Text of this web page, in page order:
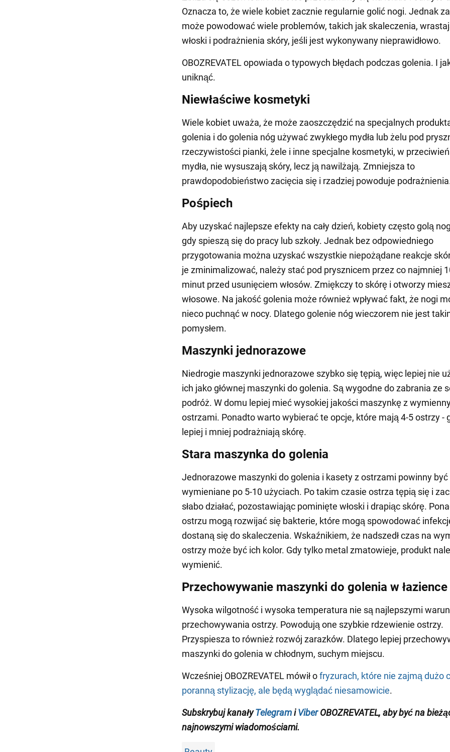
Oznacza to, że wiele kobiet zacznie regularnie golić nogi. Jednak
może powodować wiele problemów, takich jak skaleczenia,
włoski i podrażnienia skóry, jeśli jest wykonywany nieprawidłowo.
OBOZREVATEL opowiada o typowych błędach podczas golenia. I
uniknąć.
Niewłaściwe kosmetyki
Wiele kobiet uważa, że może zaoszczędzić na specjalnych
golenia i do golenia nóg używać zwykłego mydła lub żelu pod
rzeczywistości pianki, żele i inne specjalne kosmetyki, w
mydła, nie wysuszają skóry, lecz ją nawilżają. Zmniejsza to
prawdopodobieństwo zacięcia się i rzadziej powoduje
Pośpiech
Aby uzyskać najlepsze efekty na cały dzień, kobiety często golą
gdy spieszą się do pracy lub szkoły. Jednak bez odpowiedniego
przygotowania można uzyskać wszystkie niepożądane reakcje
je zminimalizować, należy stać pod prysznicem przez co najmniej
minut przed usunięciem włosów. Zmiękczy to skórę i otworzy
włosowe. Na jakość golenia może również wpływać fakt, że nogi
nieco puchnąć w nocy. Dlatego golenie nóg wieczorem nie jest
pomysłem.
Maszynki jednorazowe
Niedrogie maszynki jednorazowe szybko się tępią, więc lepiej nie
ich jako głównej maszynki do golenia. Są wygodne do zabrania ze
podróż. W domu lepiej mieć wysokiej jakości maszynkę z
ostrzami. Ponadto warto wybierać te opcje, które mają 4-5 ostrzy -
lepiej i mniej podrażniają skórę.
Stara maszynka do golenia
Jednorazowe maszynki do golenia i kasety z ostrzami powinny być
wymieniane po 5-10 użyciach. Po takim czasie ostrza tępią się i
słabo działać, pozostawiając pominięte włoski i drapiąc skórę.
ostrzu mogą rozwijać się bakterie, które mogą spowodować
dostaną się do skaleczenia. Wskaźnikiem, że nadszedł czas na
ostrzy może być ich kolor. Gdy tylko metal zmatowieje, produkt
wymienić.
Przechowywanie maszynki do golenia w łazience
Wysoka wilgotność i wysoka temperatura nie są najlepszymi
przechowywania ostrzy. Powodują one szybkie rdzewienie ostrzy.
Przyspiesza to również rozwój zarazków. Dlatego lepiej
maszynki do golenia w chłodnym, suchym miejscu.
Wcześniej OBOZREVATEL mówił ofryzurach, które nie zajmą dużo
poranną stylizację, ale będą wyglądać niesamowicie.
Subskrybuj kanałyTelegramiViberOBOZREVATEL, aby być na
najnowszymi wiadomościami.